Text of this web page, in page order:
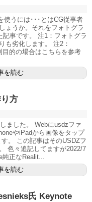
使うには･･･とはCG従事者
ょうか。それをフォトグラ
記事です。 注1：フォトグラ
も劣化します。 注2：
的の場合はこちらを参考
を読む
方
ました。 Webにusdzファ
やiPadから画像をタップ
。 この記事はそのUSDZフ
色々追記してますが2022/7
純正なRealit...
を読む
氏 Keynote